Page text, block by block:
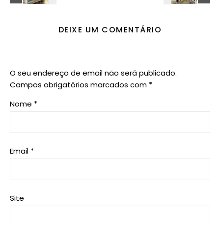
DEIXE UM COMENTÁRIO
O seu endereço de email não será publicado.
Campos obrigatórios marcados com *
Nome *
Email *
Site